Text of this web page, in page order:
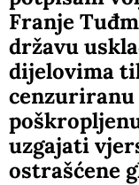
Franje
državu
dijelovima
cenzuriranu
uzgajati
ostrašćene